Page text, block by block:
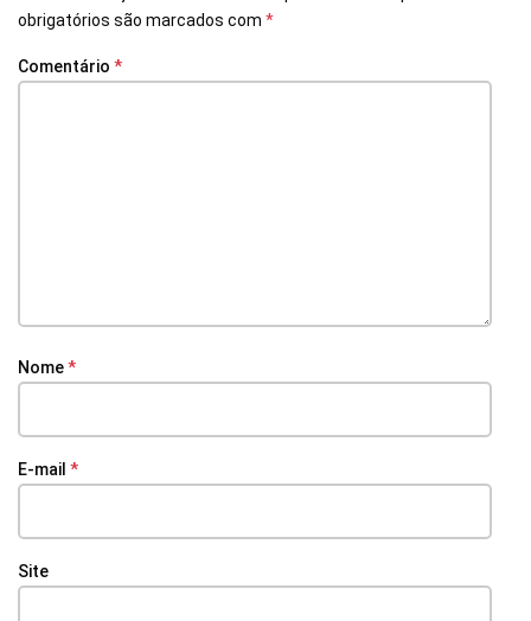
obrigatórios são marcados com *
Comentário *
Nome*
E-mail *
Site